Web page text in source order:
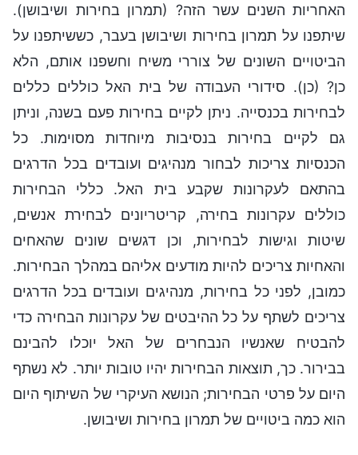
האחריות השנים עשר הזה? (תמרון בחירות ושיבושן).
שיתפנו על תמרון בחירות ושיבושן בעבר, כששיתפנו על
הביטויים השונים של צוררי משיח וחשפנו אותם, הלא
כן? (כן). סידורי העבודה של בית האל כוללים כללים
לבחירות בכנסייה. ניתן לקיים בחירות פעם בשנה, וניתן
גם לקיים בחירות בנסיבות מיוחדות מסוימות. כל
הכנסיות צריכות לבחור מנהיגים ועובדים בכל הדרגים
בהתאם לעקרונות שקבע בית האל. כללי הבחירות
כוללים עקרונות בחירה, קריטריונים לבחירת אנשים,
שיטות וגישות לבחירות, וכן דגשים שונים שהאחים
והאחיות צריכים להיות מודעים אליהם במהלך הבחירות.
כמובן, לפני כל בחירות, מנהיגים ועובדים בכל הדרגים
צריכים לשתף על כל ההיבטים של עקרונות הבחירה כדי
להבטיח שאנשיו הנבחרים של האל יוכלו להבינם
בבירור. כך, תוצאות הבחירות יהיו טובות יותר. לא נשתף
היום על פרטי הבחירות; הנושא העיקרי של השיתוף היום
הוא כמה ביטויים של תמרון בחירות ושיבושן.